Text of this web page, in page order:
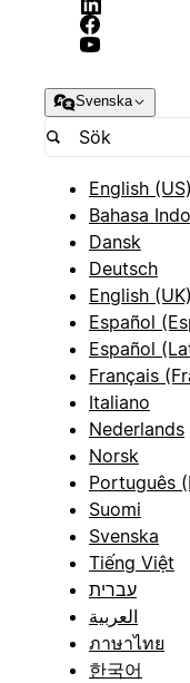
Svenska
English (US)
Bahasa
Dansk
Deutsch
English (UK)
Español
Español
Français
Italiano
Nederlands
Norsk
Português
Suomi
Svenska
Tiếng Việt
עברית
العربية
ภาษาไทย
한국어